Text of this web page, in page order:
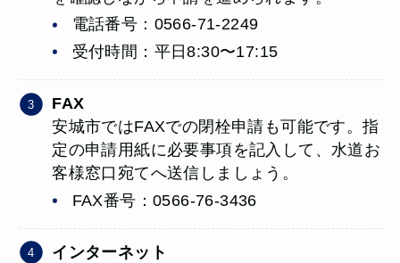
電話番号：0566-71-2249
受付時間：平日8:30〜17:15
FAX
安城市ではFAXでの閉栓申請も可能です。指
定の申請用紙に必要事項を記入して、水道お
客様窓口宛てへ送信しましょう。
FAX番号：0566-76-3436
インターネット